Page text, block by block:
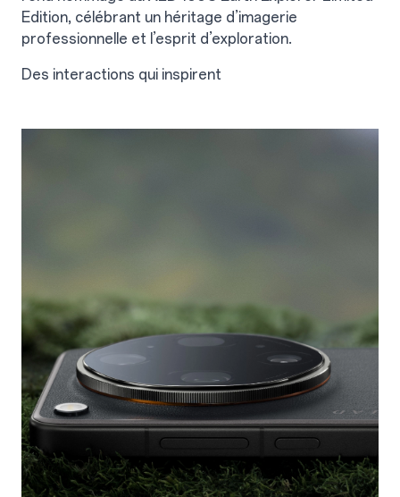
Edition, célébrant un héritage d’imagerie
professionnelle et l’esprit d’exploration.
Des interactions qui inspirent